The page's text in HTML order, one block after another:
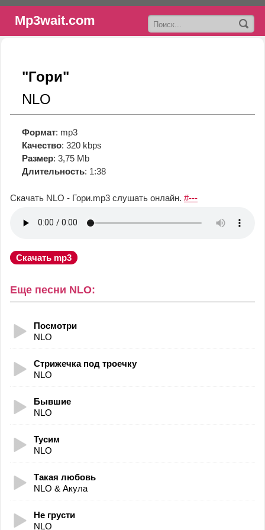
Mp3wait.com
"Гори"
NLO
Формат: mp3
Качество: 320 kbps
Размер: 3,75 Mb
Длительность: 1:38
Скачать NLO - Гори.mp3 слушать онлайн. #---
Скачать mp3
Еще песни NLO:
Посмотри
NLO
Стрижечка под троечку
NLO
Бывшие
NLO
Тусим
NLO
Такая любовь
NLO & Акула
Не грусти
NLO